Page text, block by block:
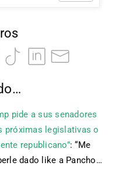
pide a sus senadores
próximas legislativas o
republicano”: “Me
dado like a Pancho…